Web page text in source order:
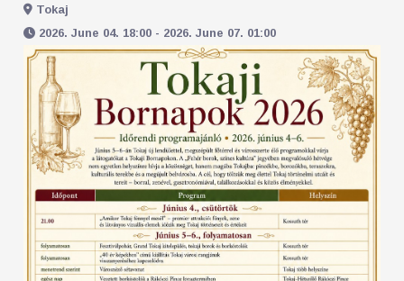
Tokaj
2026. June 04. 18:00 - 2026. June 07. 01:00